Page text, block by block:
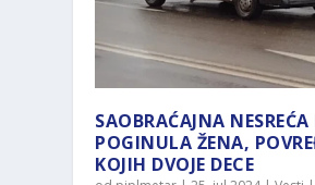
SAOBRAĆAJNA
POGINULA ŽENA,
KOJIH DVOJE DECE